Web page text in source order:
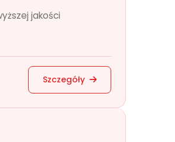
jakości
Szczegóły